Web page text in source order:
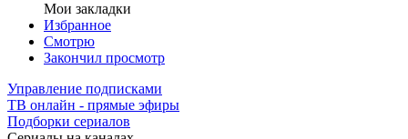
Мои закладки
Избранное
Смотрю
Закончил просмотр
Управление подписками
ТВ онлайн - прямые эфиры
Подборки сериалов